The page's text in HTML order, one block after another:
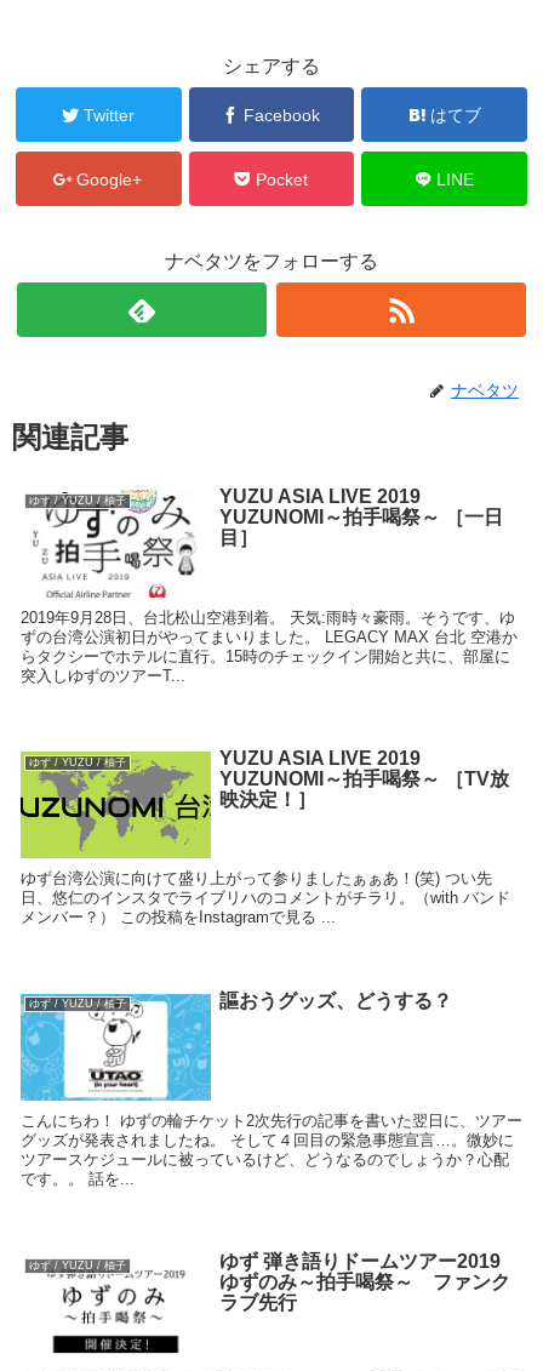
シェアする
Twitter Facebook はてブ
Google+ Pocket LINE
ナベタツをフォローする
ナベタツ
関連記事
ゆず / YUZU / 柚子
YUZU ASIA LIVE 2019
YUZUNOMI～拍手喝祭～ ［一日
目］
2019年9月28日、台北松山空港到着。 天気:雨時々豪雨。そうです、ゆ
ずの台湾公演初日がやってまいりました。 LEGACY MAX 台北 空港か
らタクシーでホテルに直行。15時のチェックイン開始と共に、部屋に
突入しゆずのツアーT...
ゆず / YUZU / 柚子
YUZU ASIA LIVE 2019
YUZUNOMI～拍手喝祭～ ［TV放
映決定！］
ゆず台湾公演に向けて盛り上がって参りましたぁぁあ！(笑) つい先
日、悠仁のインスタでライブリハのコメントがチラリ。（with バンド
メンバー？） この投稿をInstagramで見る ...
ゆず / YUZU / 柚子 謳おうグッズ、どうする？
こんにちわ！ ゆずの輪チケット2次先行の記事を書いた翌日に、ツアー
グッズが発表されましたね。 そして４回目の緊急事態宣言…。微妙に
ツアースケジュールに被っているけど、どうなるのでしょうか？心配
です。。 話を...
ゆず / YUZU / 柚子
ゆず 弾き語りドームツアー2019
ゆずのみ～拍手喝祭～ ファンク
ラブ先行